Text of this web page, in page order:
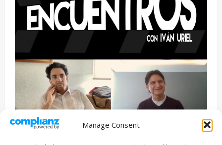
Manage Consent
Entrevista Series